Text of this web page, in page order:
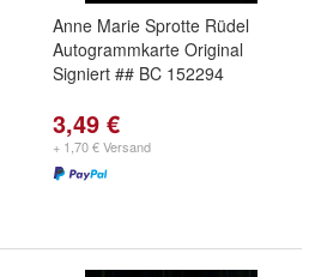
Anne Marie Sprotte Rüdel
Autogrammkarte Original
Signiert ## BC 152294
3,49 €
+ 1,70 € Versand